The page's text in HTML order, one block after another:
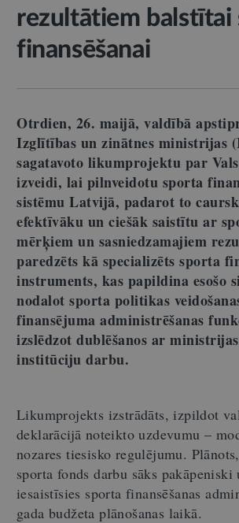
rezultātiem balstītai
finansēšanai
Otrdien, 26. maijā, valdībā
Izglītības un zinātnes ministrijas
sagatavoto likumprojektu par
izveidi, lai pilnveidotu sporta
sistēmu Latvijā, padarot to
efektīvāku un ciešāk saistītu ar
mērķiem un sasniedzamajiem
paredzēts kā specializēts sporta
instruments, kas papildina esošo
nodalot sporta politikas
finansējuma administrēšanas
izslēdzot dublēšanos ar
institūciju darbu.
Likumprojekts izstrādāts, izpildot
deklarācijā noteikto uzdevumu –
nozares tiesisko regulējumu.
sporta fonds darbu sāks
iesaistīsies sporta finansēšanas
gada budžeta plānošanas laikā.